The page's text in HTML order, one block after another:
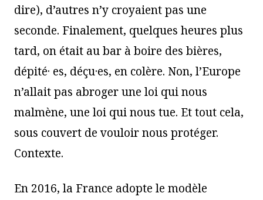
dire), d’autres n’y croyaient pas une
seconde. Finalement, quelques heures plus
tard, on était au bar à boire des bières,
dépité· es, déçu·es, en colère. Non, l’Europe
n’allait pas abroger une loi qui nous
malmène, une loi qui nous tue. Et tout cela,
sous couvert de vouloir nous protéger.
Contexte.
En 2016, la France adopte le modèle